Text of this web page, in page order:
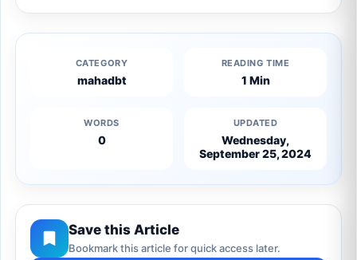
CATEGORY
mahadbt
READING TIME
1 Min
WORDS
0
UPDATED
Wednesday,
September 25, 2024
Save this Article
Bookmark this article for quick access later.